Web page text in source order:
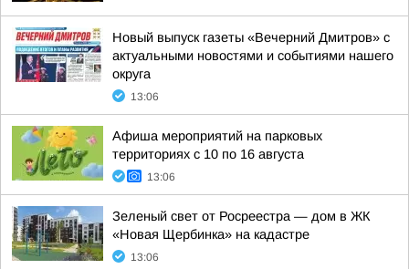
Новый выпуск газеты «Вечерний Дмитров» с
актуальными новостями и событиями нашего
округа
13:06
Афиша мероприятий на парковых
территориях с 10 по 16 августа
13:06
Зеленый свет от Росреестра — дом в ЖК
«Новая Щербинка» на кадастре
13:06